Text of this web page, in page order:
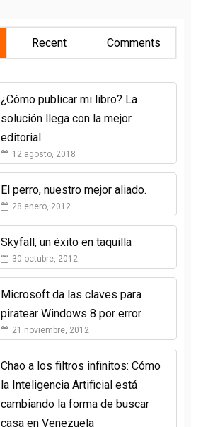
Recent Comments
¿Cómo publicar mi libro? La
solución llega con la mejor
editorial
12 agosto, 2018
El perro, nuestro mejor aliado.
28 enero, 2012
Skyfall, un éxito en taquilla
30 octubre, 2012
Microsoft da las claves para
piratear Windows 8 por error
21 noviembre, 2012
Chao a los filtros infinitos: Cómo
la Inteligencia Artificial está
cambiando la forma de buscar
casa en Venezuela